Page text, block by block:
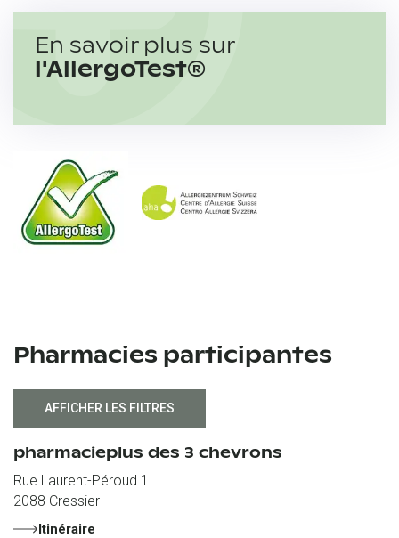
En savoir plus sur
l'AllergoTest®
Pharmacies participantes
AFFICHER LES FILTRES
pharmacieplus des 3 chevrons
Rue Laurent-Péroud 1
2088 Cressier
Itinéraire